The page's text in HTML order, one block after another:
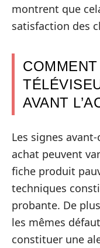
montrent que
satisfaction des
AVANT
Les signes
achat peuvent
fiche produit
techniques
probante. De
les mêmes
constituer une